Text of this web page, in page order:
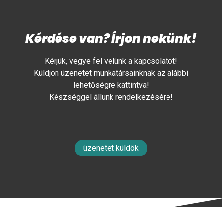
Kérdése van? Írjon nekünk!
Kérjük, vegye fel velünk a kapcsolatot!
Küldjön üzenetet munkatársainknak az alábbi
lehetőségre kattintva!
Készséggel állunk rendelkezésére!
üzenetet küldök